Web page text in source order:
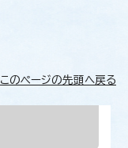
このページの先頭へ戻る